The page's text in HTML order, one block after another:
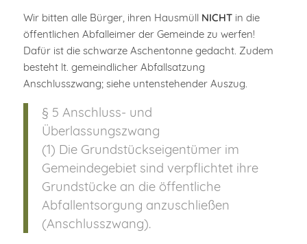
Wir bitten alle Bürger, ihren Hausmüll NICHTin die
öffentlichen Abfalleimer der Gemeinde zu werfen!
Dafür ist die schwarze Aschentonne gedacht. Zudem
besteht lt. gemeindlicher Abfallsatzung
Anschlusszwang; siehe untenstehender Auszug.
§ 5 Anschluss- und
Überlassungszwang
(1) Die Grundstückseigentümer im
Gemeindegebiet sind verpflichtet ihre
Grundstücke an die öffentliche
Abfallentsorgung anzuschließen
(Anschlusszwang).